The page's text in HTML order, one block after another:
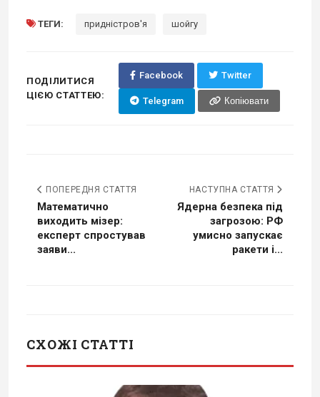
ТЕГИ: придністров'я шойгу
ПОДІЛИТИСЯ
ЦІЄЮ СТАТТЕЮ:
Facebook Twitter
Telegram Копіювати
ПОПЕРЕДНЯ СТАТТЯ
Математично
виходить мізер:
експерт спростував
заяви...
НАСТУПНА СТАТТЯ
Ядерна безпека під
загрозою: РФ
умисно запускає
ракети і...
СХОЖІ СТАТТІ